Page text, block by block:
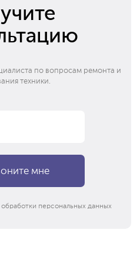
по вопросам ремонта и
техники.
обработки персональных данных